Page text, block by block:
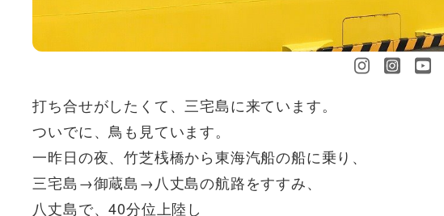
打ち合せがしたくて、三宅島に来ています。
ついでに、鳥も見ています。
一昨日の夜、竹芝桟橋から東海汽船の船に乗り、
三宅島→御蔵島→八丈島の航路をすすみ、
八丈島で、40分位上陸し